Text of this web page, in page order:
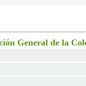
General de la